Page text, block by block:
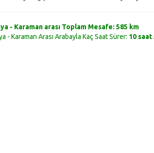
- Karaman arası Toplam Mesafe: 585 km
- Karaman Arası Arabayla Kaç Saat Sürer: 10